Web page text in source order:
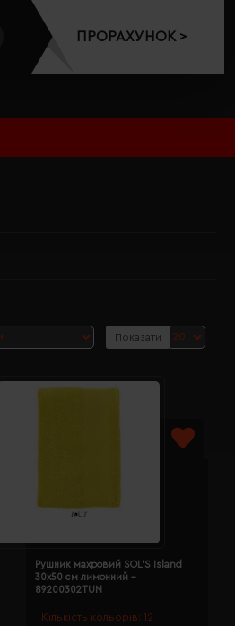
ПРОРАХУНОК >
Показати
Кількість кольорів: 12
Рушник махровий SOL'S Island
30х50 см лимонний -
89200302TUN